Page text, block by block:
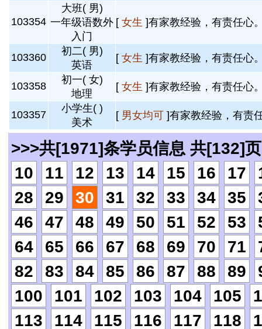
103354
大班( 男)
一年级语数外
入门
[ 女生 ]有家教经验，有责任心
103360
初二( 男)
英语
[ 女生 ]有家教经验，有责任心
103358
初一( 女)
地理
[ 女生 ]有家教经验，有责任心
103357
小学生( )
美术
[ 男女均可 ]有家教经验，有责
>>>共[1971]条学员信息 共[132]
10
11 12 13 14 15 16 17
28
29 30 31 32 33 34 35
46
47 48 49 50 51 52 53
64
65 66 67 68 69 70 71
82
83 84 85 86 87 88 89
100
101 102 103 104 105
113
114 115 116 117 118